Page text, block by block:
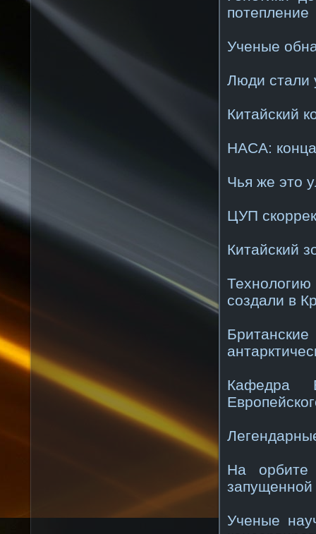
потепление
Ученые
Люди стали
Китайский
НАСА: конца
Чья же это
ЦУП
Китайский
создали в
Кафедра
На орбите
Ученые